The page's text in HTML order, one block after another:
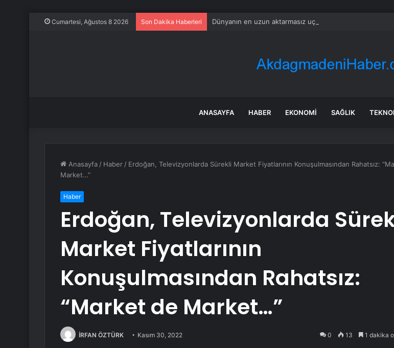
Cumartesi, Ağustos 8 2026 Son Dakika Haberleri Dünyanın en uzun aktarmasız uçuşunda tarihi rekor: 24
ANASAYFA HABER EKONOMI SAĞLIK
Anasayfa / Haber / Erdoğan, Televizyonlarda Sürekli Market Fiyatlarının Konuşulmasından Rahatsız:
Market…”
Haber
Erdoğan, Televizyonlarda
Market Fiyatlarının
Konuşulmasından Rahatsız:
“Market de Market…”
İRFAN ÖZTÜRK Kasım 30, 2022 0 13 1 dakika